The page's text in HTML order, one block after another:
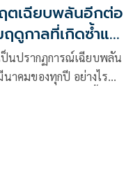
ตเฉียบพลันอีกต่อ
ดูกาลที่เกิดซ้ำและ
ป็นปรากฏการณ์เฉียบพลัน
าคมของทุกปี อย่างไร